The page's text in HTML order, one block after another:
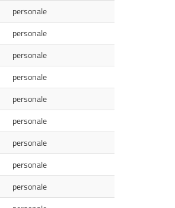
personale
personale
personale
personale
personale
personale
personale
personale
personale